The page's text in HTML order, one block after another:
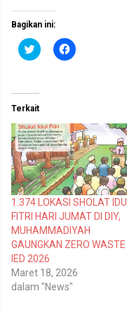
Bagikan ini:
K
l
n
t
u
k
b
e
r
b
a
g
i
p
a
d
a
T
w
i
t
t
e
r
K
l
k
m
e
m
b
a
g
i
k
a
n
d
i
F
a
e
b
o
Terkait
1.374 LOKASI SHOLAT IDUL
FITRI HARI JUMAT DI DIY,
MUHAMMADIYAH
GAUNGKAN ZERO WASTE
IED 2026
Maret 18, 2026
dalam "News"